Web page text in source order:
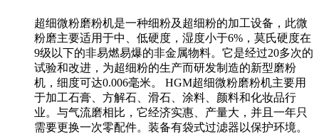
超细微粉磨粉机是一种细粉及超细粉的加工设备，此微
粉磨主要适用于中、低硬度，湿度小于6%，莫氏硬度在
9级以下的非易燃易爆的非金属物料。它是经过20多次的
试验和改进，为超细粉的生产而研发制造的新型磨粉
机，细度可达0.006毫米。 HGM超细微粉磨粉机主要用
于加工石膏、方解石、滑石、涂料、颜料和化妆品行
业。与气流磨相比，它经济实惠、产量大，并且一年只
需要更换一次零配件。装备有袋式过滤器以保护环境。